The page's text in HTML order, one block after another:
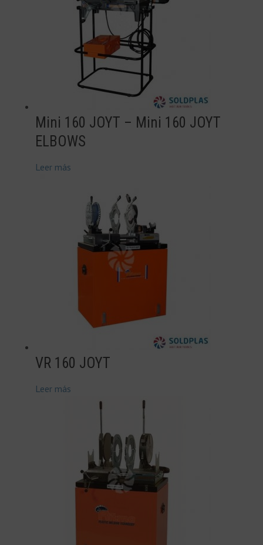
Mini 160 JOYT – Mini 160 JOYT
ELBOWS
Leer más
VR 160 JOYT
Leer más